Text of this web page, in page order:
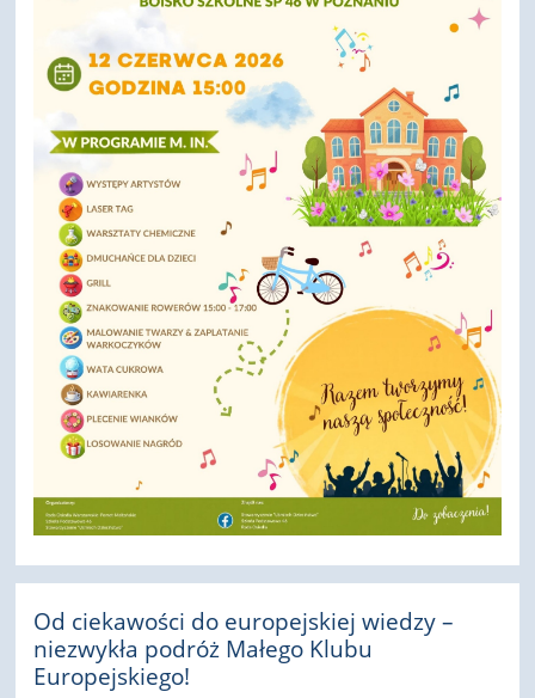
Od ciekawości do europejskiej wiedzy –
niezwykła podróż Małego Klubu
Europejskiego!